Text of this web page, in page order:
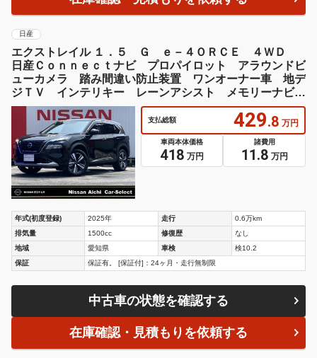
年式(初度登録) 2025年 走行
0.6万km
排気量
1500cc 修復歴
なし
地域
愛知県 車検
検10.2
保証
保証有。 [保証付]：24ヶ月・走行無制限
中古車の状態を確認する
在庫確認・見積もりを依頼する
日産
エクストレイル １．５ Ｇ ｅ－４ＯＲＣＥ ４ＷＤ
／タン色レザーシート・サンルーフ・純正ＯＰ１ アラウ
ンドビューカメラ ガラスサンルーフ 踏み間違い防止装
置 ワンオーナー車 本革シート 地デジＴＶ インテリ
キー レーンアシスト メモリーナビゲーション
支払総額 万円
車両本体価格
478 万円
諸費用
12.7